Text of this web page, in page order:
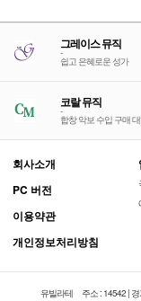
그레이스 뮤직
-
쉽고 은혜로운 성가
코랄 뮤직
-
합창 악보 수입 구매
회사소개
PC 버전
이용약관
개인정보처리방침
유빌라테 주소 : 14542 |